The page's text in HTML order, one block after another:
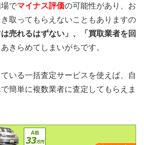
でマイナス評価の可能性があり、お
取ってもらえないこともありますの
は売れるはずない」、「買取業者を回
きらめてしまいがちです。
いる一括査定サービスを使えば、自
簡単に複数業者に査定してもらえま